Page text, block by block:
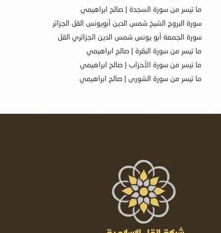
ما تيسر من سورة السجدة | صالح ابراهيمي
سورة البروج الشيخ شمس الدين أبويونس القل الجزائر
سورة الجمعة أبو يونس شمس الدين الجزائري القل
ما تيسر من سورة البقرة | صالح ابراهيمي
ما تيسر من سورة الأحزاب | صالح ابراهيمي
ما تيسر من سورة الشورى | صالح ابراهيمي